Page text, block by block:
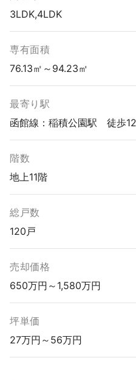
3LDK,4LDK
専有面積
76.13㎡～94.23㎡
最寄り駅
函館線：稲積公園駅 徒歩
階数
地上11階
総戸数
120戸
売却価格
650万円～1,580万円
坪単価
27万円～56万円